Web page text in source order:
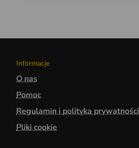
Informacje
O nas
Pomoc
Regulamin i polityka prywatności
Pliki cookie